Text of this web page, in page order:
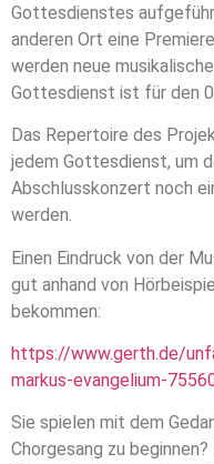
Gottesdienstes
anderen Ort eine
werden neue musikalische
Gottesdienst ist für den
Das Repertoire des
jedem Gottesdienst, um
Abschlusskonzert noch
werden.
Einen Eindruck von der
gut anhand von
bekommen:
https://www.gerth.de/
markus-evangelium-
Sie spielen mit dem
Chorgesang zu